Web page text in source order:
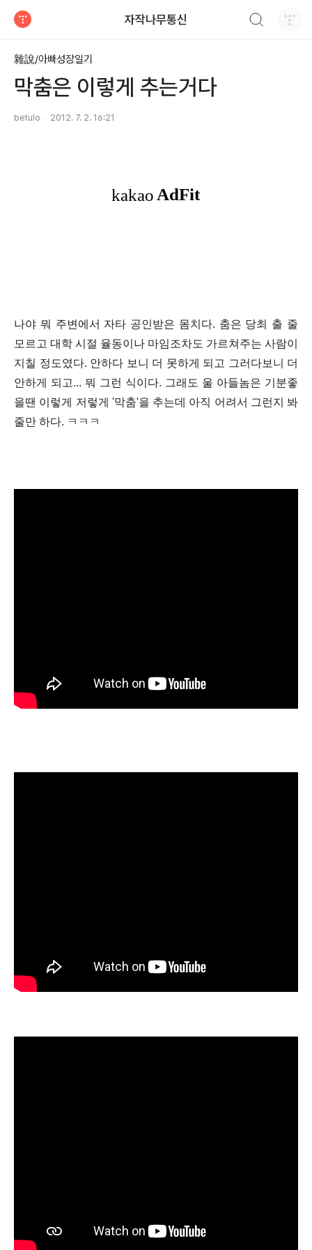
자작나무통신
雜說/아빠성장일기
막춤은 이렇게 추는거다
betulo 2012. 7. 2. 16:21
나야 뭐 주변에서 자타 공인받은 몸치다. 춤은 당최 출 줄
모르고 대학 시절 율동이나 마임조차도 가르쳐주는 사람이
지칠 정도였다. 안하다 보니 더 못하게 되고 그러다보니 더
안하게 되고... 뭐 그런 식이다. 그래도 울 아들놈은 기분좋
을땐 이렇게 저렇게 '막춤'을 추는데 아직 어려서 그런지 봐
줄만 하다. ㅋㅋㅋ